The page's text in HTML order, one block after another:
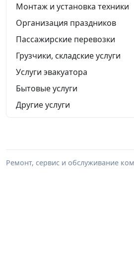
Монтаж и установка техники
Организация праздников
Пассажирские перевозки
Грузчики, складские услуги
Услуги эвакуатора
Бытовые услуги
Другие услуги
Ремонт, сервис и обслуживание